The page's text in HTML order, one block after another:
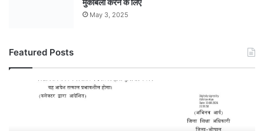
May 3, 2025
Featured Posts